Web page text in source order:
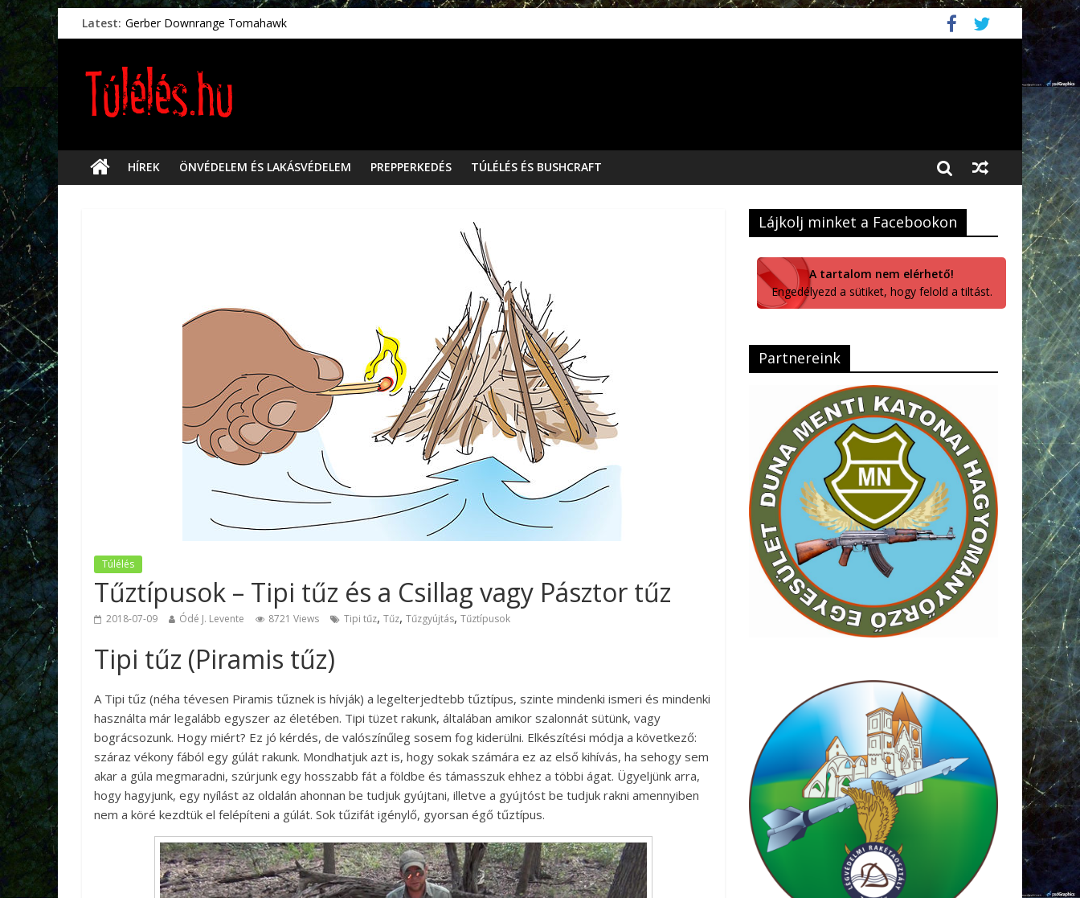
Latest: Gerber Downrange Tomahawk
Vészhelyzeti élelmiszerek
Vészhelyzetkezelés
Préselt törlőkendők
HÍREK ÖNVÉDELEM ÉS LAKÁSVÉDELEM PREPPERKEDÉS TÚLÉLÉS ÉS BUSHCRAFT
Túlélés
Tűztípusok – Tipi tűz és a Csillag vagy Pásztor tűz
2018-07-09 Ódé J. Levente 8721 Views Tipi tűz, Tűz, Tűzgyújtás, Tűztípusok
Tipi tűz (Piramis tűz)
A Tipi tűz (néha tévesen Piramis tűznek is hívják) a legelterjedtebb tűztípus, szinte mindenki ismeri és mindenki
használta már legalább egyszer az életében. Tipi tüzet rakunk, általában amikor szalonnát sütünk, vagy
bográcsozunk. Hogy miért? Ez jó kérdés, de valószínűleg sosem fog kiderülni. Elkészítési módja a következő:
száraz vékony fából egy gúlát rakunk. Mondhatjuk azt is, hogy sokak számára ez az első kihívás, ha sehogy sem
akar a gúla megmaradni, szúrjunk egy hosszabb fát a földbe és támasszuk ehhez a többi ágat. Ügyeljünk arra,
hogy hagyjunk, egy nyílást az oldalán ahonnan be tudjuk gyújtani, illetve a gyújtóst be tudjuk rakni amennyiben
nem a köré kezdtük el felépíteni a gúlát. Sok tűzifát igénylő, gyorsan égő tűztípus.
Lájkolj minket a Facebookon
A tartalom nem elérhető!
Engedélyezd a sütiket, hogy felold a tiltást.
Partnereink